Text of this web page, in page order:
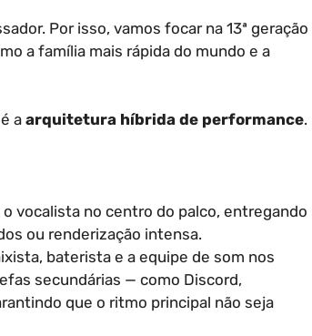
Por isso, vamos focar na 13ª geração
a família mais rápida do mundo e a
aarquitetura híbrida de performance.
vocalista no centro do palco, entregando
ou renderização intensa.
baterista e a equipe de som nos
secundárias — como Discord,
que o ritmo principal não seja